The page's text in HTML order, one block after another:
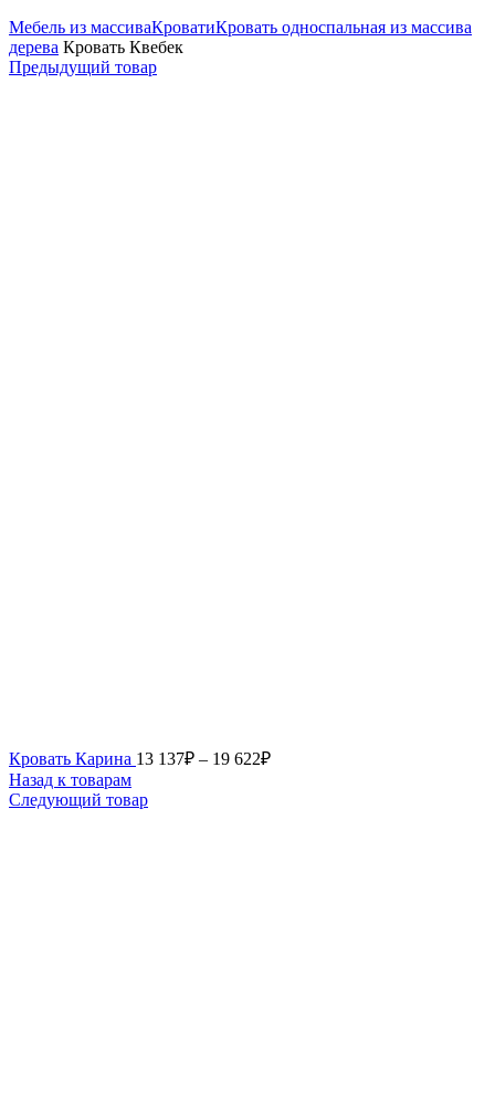
Мебель из массиваКроватиКровать односпальная из массива
дерева Кровать Квебек
Предыдущий товар
Кровать Карина 13 137₽ – 19 622₽
Назад к товарам
Следующий товар